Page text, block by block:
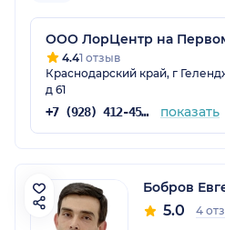
ООО ЛорЦентр на
4.41 отзыв
Краснодарский край, г
д 61
+7 (928) 412-45-54 показать
Бобров
5.0 4